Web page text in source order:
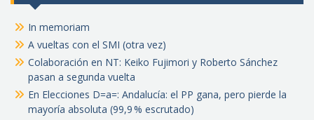
In memoriam
A vueltas con el SMI (otra vez)
Colaboración en NT: Keiko Fujimori y Roberto Sánchez
pasan a segunda vuelta
En Elecciones D=a=: Andalucía: el PP gana, pero pierde la
mayoría absoluta (99,9 % escrutado)